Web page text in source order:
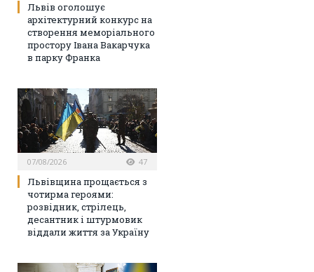
Львів оголошує
архітектурний конкурс на
створення меморіального
простору Івана Вакарчука
в парку Франка
07/08/2026 47
Львівщина прощається з
чотирма героями:
розвідник, стрілець,
десантник і штурмовик
віддали життя за Україну